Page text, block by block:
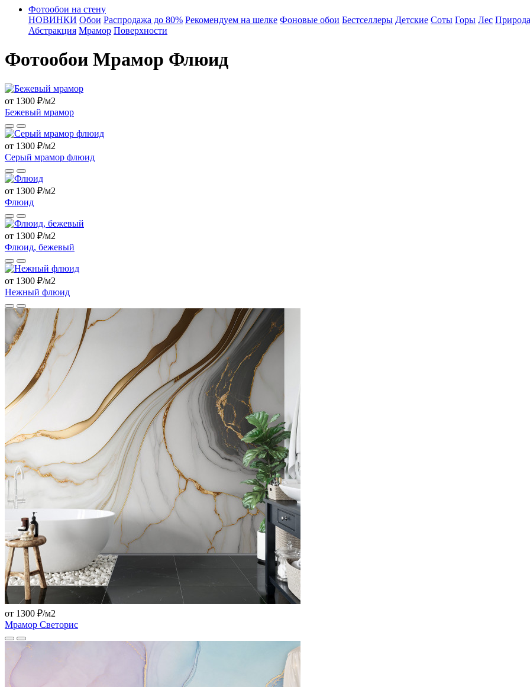
Фотообои на стену
НОВИНКИ Обои Распродажа до 80% Рекомендуем на шелке Фоновые обои Бестселлеры Детские Соты Горы Лес Природа
Абстракция Мрамор Поверхности
Фотообои Мрамор Флюид
от 1300 ₽/м2
Бежевый мрамор
от 1300 ₽/м2
Серый мрамор флюид
от 1300 ₽/м2
Флюид
от 1300 ₽/м2
Флюид, бежевый
от 1300 ₽/м2
Нежный флюид
от 1300 ₽/м2
Мрамор Светорис